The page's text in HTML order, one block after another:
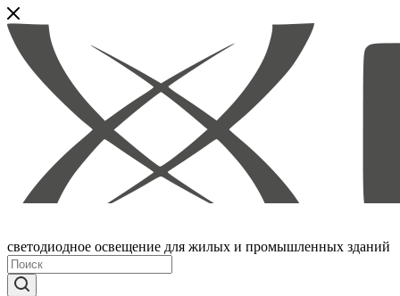
светодиодное освещение для жилых и промышленных зданий